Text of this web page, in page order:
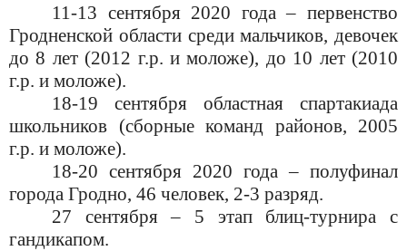
11-13 сентября 2020 года – первенство
Гродненской области среди мальчиков, девочек
до 8 лет (2012 г.р. и моложе), до 10 лет (2010
г.р. и моложе).
18-19 сентября областная спартакиада
школьников (сборные команд районов, 2005
г.р. и моложе).
18-20 сентября 2020 года – полуфинал
города Гродно, 46 человек, 2-3 разряд.
27 сентября – 5 этап блиц-турнира с
гандикапом.